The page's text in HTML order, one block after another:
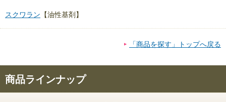
スクワラン 【油性基剤】
「商品を探す」トップへ戻る
商品ラインナップ